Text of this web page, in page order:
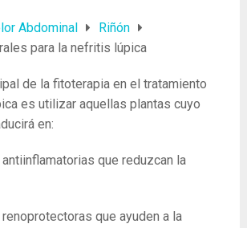
Abdominal
Riñón
para la nefritis lúpica
de la fitoterapia en el tratamiento
es utilizar aquellas plantas cuyo
en:
que reduzcan la
que ayuden a la